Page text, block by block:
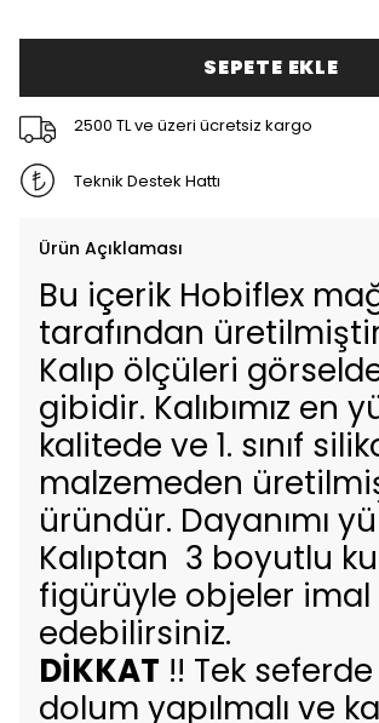
SEPETE EKLE
2500 TL ve üzeri ücretsiz kargo
Teknik Destek Hattı
Ürün Açıklaması
Bu içerik Hobiflex
tarafından
Kalıp ölçüleri
gibidir. Kalıbımız en
kalitede ve 1. sınıf
malzemeden
üründür. Dayanımı
Kalıptan 3 boyutlu
figürüyle objeler imal
edebilirsiniz.
DİKKAT !! Tek
dolum yapılmalı ve